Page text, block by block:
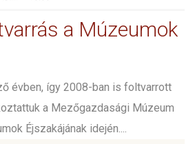
a Múzeumok
évben, így 2008-ban is foltvarrott
a Mezőgazdasági Múzeum
Éjszakájának idején....